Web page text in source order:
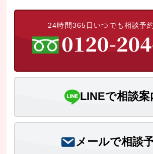
24時間365日いつでも相談予
LINEで相談案
メールで相談